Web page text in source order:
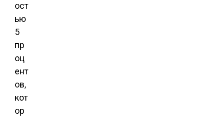
ост
ью
5
пр
оц
ент
ов,
кот
ор